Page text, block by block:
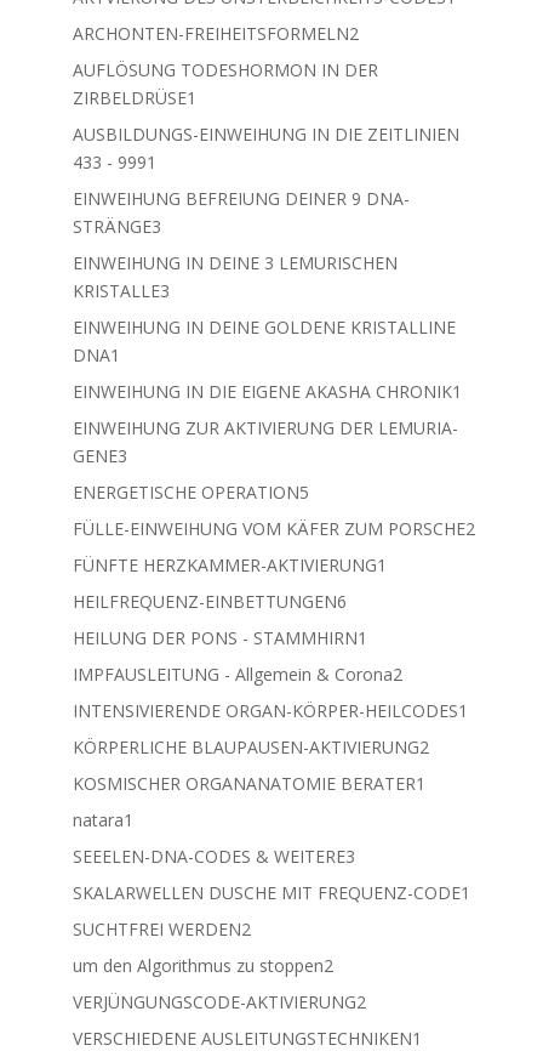
ARCHONTEN-FREIHEITSFORMELN22
Produkte
AUFLÖSUNG TODESHORMON IN DER
ZIRBELDRÜSE1
Produkt
AUSBILDUNGS-EINWEIHUNG IN DIE ZEITLINIEN
433 - 9991
Produkt
EINWEIHUNG BEFREIUNG DEINER 9 DNA-
STRÄNGE33
Produkte
EINWEIHUNG IN DEINE 3 LEMURISCHEN
KRISTALLE33
Produkte
EINWEIHUNG IN DEINE GOLDENE KRISTALLINE
DNA1
Produkt
EINWEIHUNG IN DIE EIGENE AKASHA CHRONIK1
EINWEIHUNG ZUR AKTIVIERUNG DER LEMURIA-
GENE33
Produkte
ENERGETISCHE OPERATION55
Produkte
FÜLLE-EINWEIHUNG VOM KÄFER ZUM PORSCHE22
FÜNFTE HERZKAMMER-AKTIVIERUNG1
HEILFREQUENZ-EINBETTUNGEN66
Produkte
HEILUNG DER PONS - STAMMHIRN1
Produkt
IMPFAUSLEITUNG - Allgemein & Corona22
Produkte
INTENSIVIERENDE ORGAN-KÖRPER-HEILCODES1
KÖRPERLICHE BLAUPAUSEN-AKTIVIERUNG22
KOSMISCHER ORGANANATOMIE BERATER1
natara1
Produkt
SEEELEN-DNA-CODES & WEITERE33
Produkte
SKALARWELLEN DUSCHE MIT FREQUENZ-CODE1
SUCHTFREI WERDEN22
Produkte
um den Algorithmus zu stoppen22
Produkte
VERJÜNGUNGSCODE-AKTIVIERUNG22
Produkte
VERSCHIEDENE AUSLEITUNGSTECHNIKEN1